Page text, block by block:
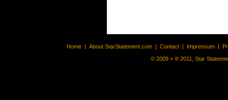
Home | About StarStatement.com | Contact | Impressum |
© 2009 + ® 2011, Star